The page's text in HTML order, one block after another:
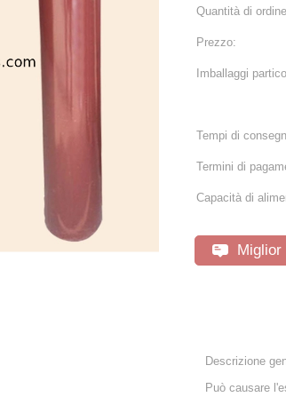
Quantità di
Prezzo:
Imballaggi
Tempi di
Termini di
Capacità di
Miglior
Descrizione
Può causare